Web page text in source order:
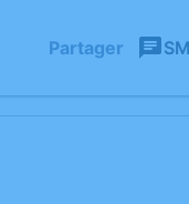
Partager